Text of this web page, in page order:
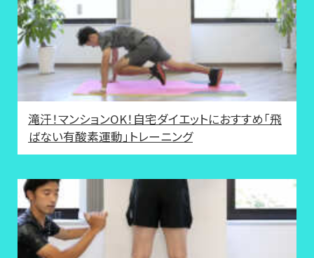
滝汗！マンションOK！自宅ダイエットにおすすめ「飛
ばない有酸素運動」トレーニング